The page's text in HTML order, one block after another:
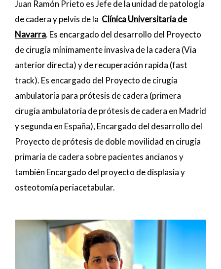
Juan Ramón Prieto es Jefe de la unidad de patología
de cadera y pelvis de la Clínica Universitaria de
Navarra. Es encargado del desarrollo del Proyecto
de cirugía mínimamente invasiva de la cadera (Via
anterior directa) y de recuperación rapida (fast
track). Es encargado del Proyecto de cirugía
ambulatoria para prótesis de cadera (primera
cirugía ambulatoria de prótesis de cadera en Madrid
y segunda en España), Encargado del desarrollo del
Proyecto de prótesis de doble movilidad en cirugía
primaria de cadera sobre pacientes ancianos y
también Encargado del proyecto de displasia y
osteotomía periacetabular.